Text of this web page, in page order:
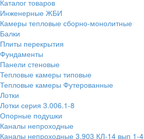
Каталог товаров
Инженерные ЖБИ
Камеры тепловые сборно-монолитные
Балки
Плиты перекрытия
Фундаменты
Панели стеновые
Тепловые камеры типовые
Тепловые камеры Футерованные
Лотки
Лотки серия 3.006.1-8
Опорные подушки
Каналы непроходные
Каналы непроходные 3.903 КЛ-14 вып 1-4